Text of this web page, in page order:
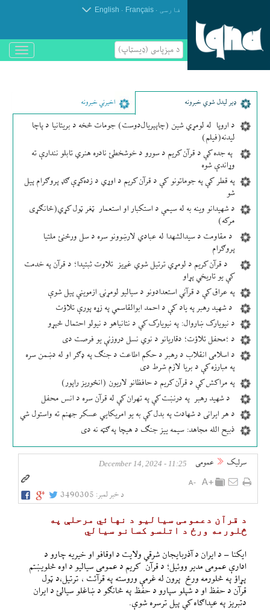
فارسی .
Français
.
English
د مېزپاسى (ډیسټاپ)
باز
و
ډير لیدل شوي خبرونه اخیرني خبرونه
د اروپا له لومړي شین (چاپېریال‌دوست) جومات څخه د بریتانیا د پاچا
لیدنه(فیلم)
په جده کې د قرآن کریم د سورو د خوشخطئ نادره هنري تابلو نندارې ته
وړاندې شوه
په قطر کې په جوماتونو کې د قرآن کریم د اوړي د زده‌کړې ګډ پروګرام پیل
شو
د شهیدانو وینه به له سیمې د استکبار او استعمار ټغر ټول کړي(ځانګړی
مرکه)
د مقاومت د سیدالشهدا له عبادي لارښوونو سره د سل ورځنئ ملتیا
پروګرام
د قرآن کریم د لومړي ترتیل شوي غږیز تلاوت ثبتیدا؛ د قرآن په خدمت
کې یو تاریخي پړاو
په عراق کې د قرآني استعدادونو د سیالیو لومړنۍ ازموینې پیل شوې
د شهید رهبر په یاد کې د احمد ابوالقاسمي په زړه پورې تلاؤت
د نیویارک ښاروال: په نیویارک کې د نتانیاهو د نیولو احتمال څېړو
د ؛محفل تلاؤت؛ دقاریانو د نوي نسل دروزنې یو فرصت دی
د اسلامی انقلاب د رهبر د حکم اطاعت د جنګ په ډګر او له دښمن سره
په مبارزه کې د بریا لازم شرط دی
په مراکش کې د قرآن کریم د حافظانو لاریون (انځوریز راپور)
د شهید رهبر په درنښت کې په تهران کې له قرآن سره د انس محفل
د هر ایرانی د شهادت په بدل کې به یو امریکایي عسکر جهنم ته واستول شي
ذبیح الله مجاهد: سیمه ییز جنګ د هیچا په ګټه نه دی
سرلیک عمومی 11:25 - December 14, 2024
د خبر لمبر: 3490305
د قرآن دعمومی سیالیو د نهائي مرحلې په
څلورمه ورځ د اتلسو کسانو سیالي
ایکنا – د ایران د آذربایجان شرقي ولایت د اوقافو او خیریه چارو د
ادارې عمومی مدیر ووئيل؛ د قرآن کریم د عمومی سیالیو د اوه څلویښتم
پړاؤ په څلورمه ورځ پرون له غرمې وروسته په قرآئت ، ترتیل،د ټول
قرآن د حفظ او د شپلو سپارو د حفظ په څانګو د ښاغلو سیالئ د ایران
دتبریز په عیداګاه کې پيل ترسره شوې.